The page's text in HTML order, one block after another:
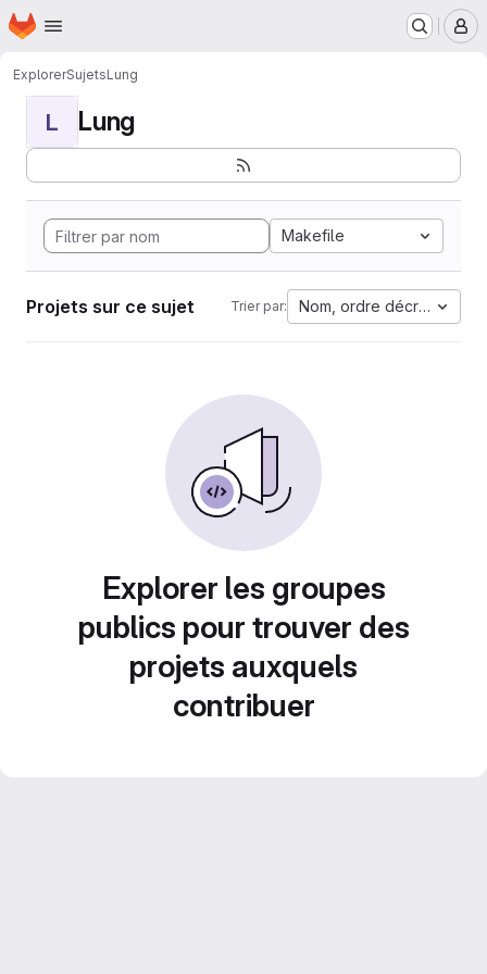
Passer au contenu principal
Page d'accueil
ExplorerSujetsLung
L Lung
Makefile
Projets sur ce sujet Trier par: Nom, ordre décroissant
Explorer les groupes
publics pour trouver des
projets auxquels
contribuer